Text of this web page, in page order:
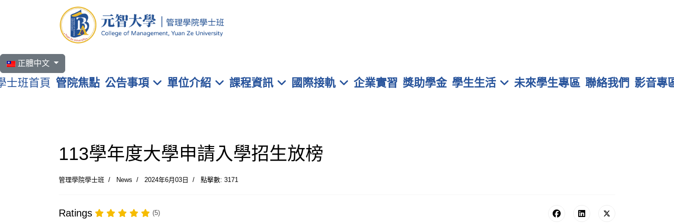
選擇你的語言
正體中文
士班首頁 管院焦點 公告事項 單位介紹 課程資訊 國際接軌 企業實習 獎助學金 學生生活 未來學生專區 聯絡我們 影音專
113學年度大學申請入學招生放榜
管理學院學士班 News 2024年6月03日 點擊數: 3171
Ratings (5)